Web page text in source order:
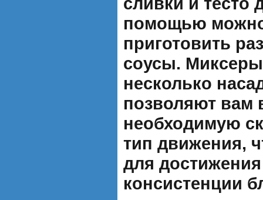
помощью
приготовить
соусы.
несколько
позволяют вам
необходимую
тип движения,
для
консистенции